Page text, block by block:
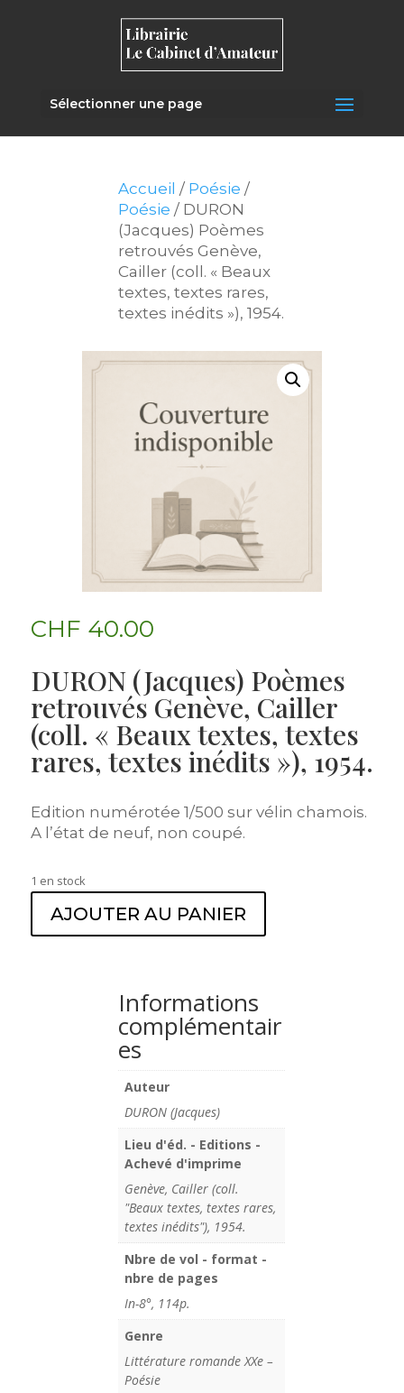
Sélectionner une page
Accueil / Poésie /
Poésie / DURON
(Jacques) Poèmes
retrouvés Genève,
Cailler (coll. « Beaux
textes, textes rares,
textes inédits »), 1954.
CHF 40.00
DURON (Jacques) Poèmes
retrouvés Genève, Cailler
(coll. « Beaux textes, textes
rares, textes inédits »), 1954.
Edition numérotée 1/500 sur vélin chamois.
A l’état de neuf, non coupé.
1 en stock
AJOUTER AU PANIER
Informations
complémentair
es
Auteur
DURON (Jacques)
Lieu d'éd. - Editions -
Achevé d'imprime
Genève, Cailler (coll.
"Beaux textes, textes rares,
textes inédits"), 1954.
Nbre de vol - format -
nbre de pages
In-8°, 114p.
Genre
Littérature romande XXe –
Poésie